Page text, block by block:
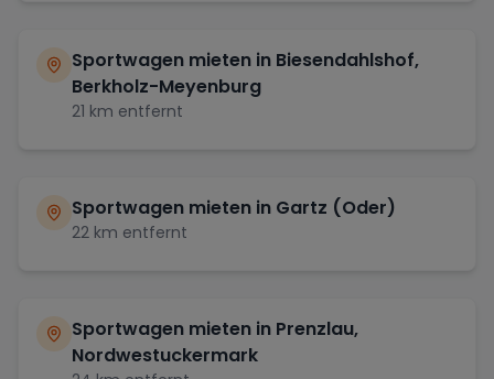
Sportwagen mieten in Biesendahlshof,
Berkholz-Meyenburg
21 km entfernt
Sportwagen mieten in Gartz (Oder)
22 km entfernt
Sportwagen mieten in Prenzlau,
Nordwestuckermark